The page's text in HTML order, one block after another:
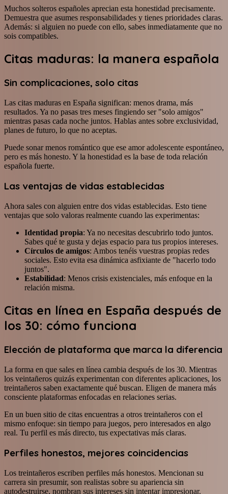
Muchos solteros españoles aprecian esta honestidad precisamente.
Demuestra que asumes responsabilidades y tienes prioridades claras.
Además: si alguien no puede con ello, sabes inmediatamente que no
sois compatibles.
Citas maduras: la manera española
Sin complicaciones, solo citas
Las citas maduras en España significan: menos drama, más
resultados. Ya no pasas tres meses fingiendo ser "solo amigos"
mientras pasas cada noche juntos. Hablas antes sobre exclusividad,
planes de futuro, lo que no aceptas.
Puede sonar menos romántico que ese amor adolescente espontáneo,
pero es más honesto. Y la honestidad es la base de toda relación
española fuerte.
Las ventajas de vidas establecidas
Ahora sales con alguien entre dos vidas establecidas. Esto tiene
ventajas que solo valoras realmente cuando las experimentas:
Identidad propia: Ya no necesitas descubrirlo todo juntos.
Sabes qué te gusta y dejas espacio para tus propios intereses.
Círculos de amigos: Ambos tenéis vuestras propias redes
sociales. Esto evita esa dinámica asfixiante de "hacerlo todo
juntos".
Estabilidad: Menos crisis existenciales, más enfoque en la
relación misma.
Citas en línea en España después de
los 30: cómo funciona
Elección de plataforma que marca la diferencia
La forma en que sales en línea cambia después de los 30. Mientras
los veintañeros quizás experimentan con diferentes aplicaciones, los
treintañeros saben exactamente qué buscan. Eligen de manera más
consciente plataformas enfocadas en relaciones serias.
En un buen sitio de citas encuentras a otros treintañeros con el
mismo enfoque: sin tiempo para juegos, pero interesados en algo
real. Tu perfil es más directo, tus expectativas más claras.
Perfiles honestos, mejores coincidencias
Los treintañeros escriben perfiles más honestos. Mencionan su
carrera sin presumir, son realistas sobre su apariencia sin
autodestruirse, nombran sus intereses sin intentar impresionar.